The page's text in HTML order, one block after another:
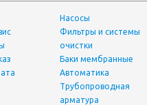
Насосы
фильтры и системы
очистки
Баки мембранные
Автоматика
трубопроводная
арматура